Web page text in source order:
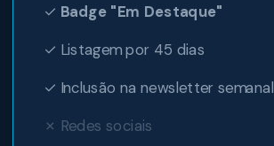
✓ Badge "Em Destaque"
✓ Listagem por 45 dias
✓ Inclusão na newsletter semanal
✗ Redes sociais